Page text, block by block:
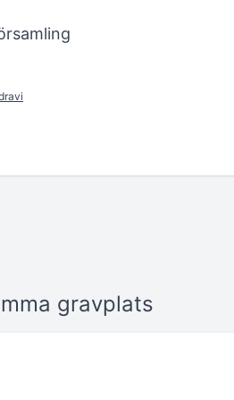
gravplats